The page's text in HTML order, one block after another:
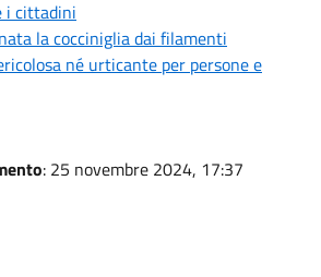
i cittadini
la cocciniglia dai filamenti
né urticante per persone e
: 25 novembre 2024, 17:37